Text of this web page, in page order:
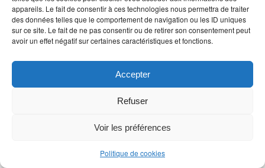
appareils. Le fait de consentir à ces technologies nous permettra de traiter
des données telles que le comportement de navigation ou les ID uniques
sur ce site. Le fait de ne pas consentir ou de retirer son consentement peut
avoir un effet négatif sur certaines caractéristiques et fonctions.
Accepter
Refuser
Voir les préférences
Politique de cookies